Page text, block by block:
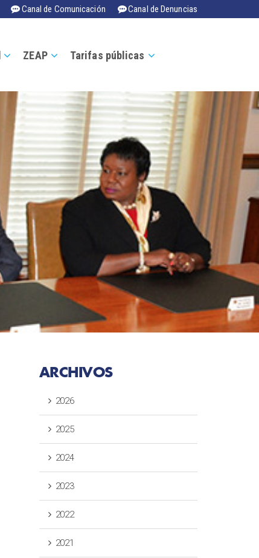
Canal de Comunicación Canal de Denuncias
ZEAP Tarifas públicas
ARCHIVOS
2026
2025
2024
2023
2022
2021